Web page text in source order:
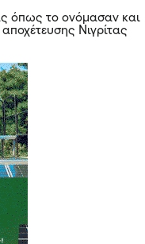
όπως το ονόμασαν και
Νιγρίτας